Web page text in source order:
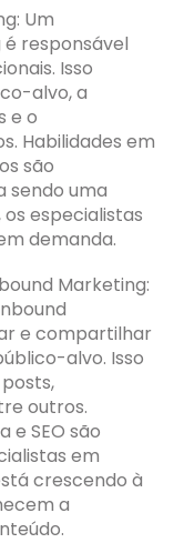
Um
responsável
Isso
alvo, a
e o
Habilidades em
são
sendo uma
especialistas
demanda.
Marketing:
e compartilhar
alvo. Isso
outros.
e SEO são
em
crescendo à
a